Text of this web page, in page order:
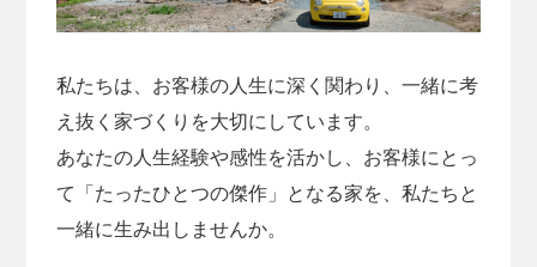
私たちは、お客様の人生に深く関わり、一緒に考
え抜く家づくりを大切にしています。
あなたの人生経験や感性を活かし、お客様にとっ
て「たったひとつの傑作」となる家を、私たちと
一緒に生み出しませんか。